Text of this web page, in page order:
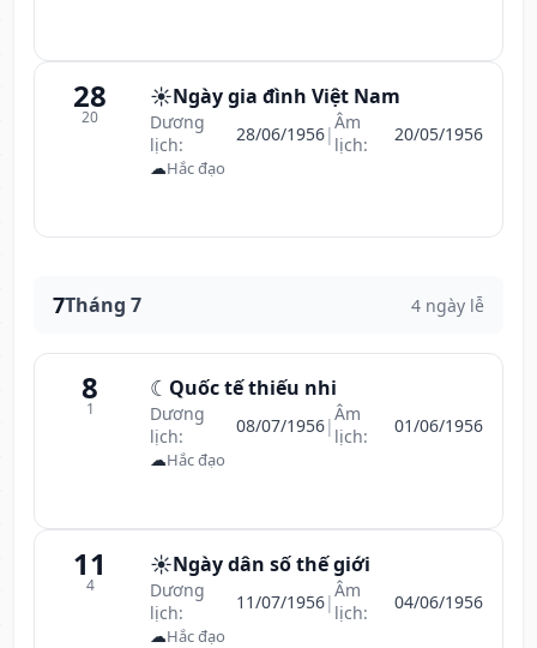
28
20
☀️Ngày gia đình Việt Nam
Dương
lịch:
28/06/1956|Âm
lịch:
20/05/1956
☁Hắc đạo
7Tháng 7 4 ngày lễ
8
1
☾ Quốc tế thiếu nhi
Dương
lịch:
08/07/1956|Âm
lịch:
01/06/1956
☁Hắc đạo
11
4
☀️Ngày dân số thế giới
Dương
lịch:
11/07/1956|Âm
lịch:
04/06/1956
☁Hắc đạo